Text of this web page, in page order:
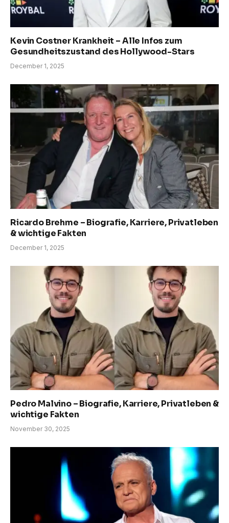
Kevin Costner Krankheit – Alle Infos zum
Gesundheitszustand des Hollywood-Stars
December 1, 2025
Ricardo Brehme – Biografie, Karriere, Privatleben
& wichtige Fakten
December 1, 2025
Pedro Malvino – Biografie, Karriere, Privatleben &
wichtige Fakten
November 30, 2025